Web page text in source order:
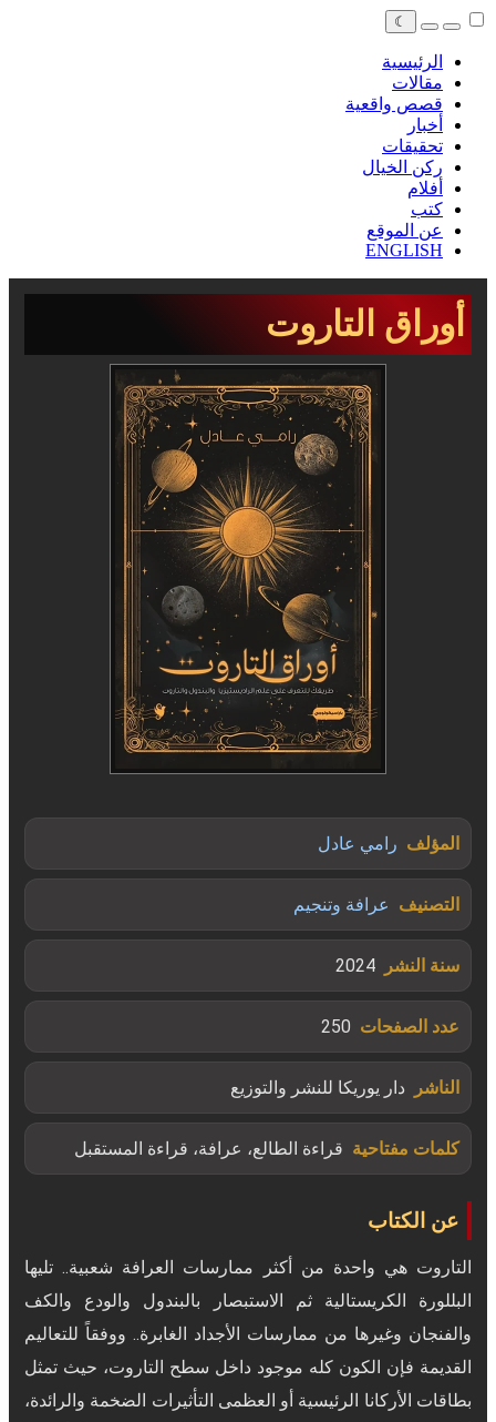
☾
الرئيسية
مقالات
قصص واقعية
أخبار
تحقيقات
ركن الخيال
أفلام
كتب
عن الموقع
ENGLISH
أوراق التاروت
المؤلف رامي عادل
التصنيف عرافة وتنجيم
سنة النشر 2024
عدد الصفحات 250
الناشر دار يوريكا للنشر والتوزيع
كلمات مفتاحية قراءة الطالع، عرافة، قراءة المستقبل
عن الكتاب
التاروت هي واحدة من أكثر ممارسات العرافة شعبية.. تليها
البللورة الكريستالية ثم الاستبصار بالبندول والودع والكف
والفنجان وغيرها من ممارسات الأجداد الغابرة.. ووفقاً للتعاليم
القديمة فإن الكون كله موجود داخل سطح التاروت، حيث تمثل
بطاقات الأركانا الرئيسية أو العظمى التأثيرات الضخمة والرائدة،